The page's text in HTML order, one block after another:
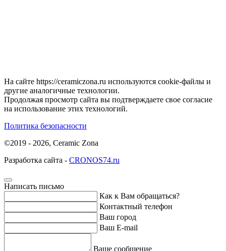
На сайте https://ceramiczona.ru используются coоkie-файлы и
другие аналогичные технологии.
Продолжая просмотр сайта вы подтверждаете свое согласие
на использование этих технологий.
Политика безопасности
©2019 - 2026, Ceramic Zona
Разработка сайта - CRONOS74.ru
Написать письмо
Как к Вам обращаться?
Контактный телефон
Ваш город
Ваш E-mail
Ваше сообщение